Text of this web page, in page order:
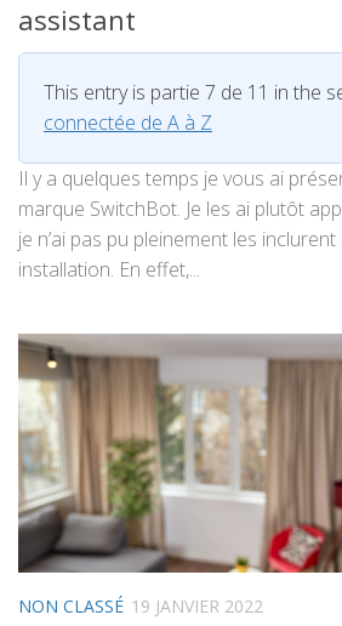
assistant
This entry is partie 7 de 11 in the
connectée de A à Z
Il y a quelques temps je vous ai
marque SwitchBot. Je les ai plutôt
je n’ai pas pu pleinement les
installation. En effet,...
NON CLASSÉ 19 JANVIER 2022